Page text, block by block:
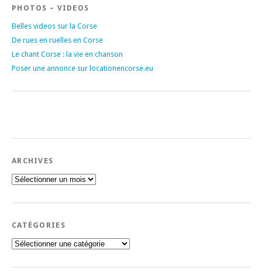
PHOTOS – VIDEOS
Belles videos sur la Corse
De rues en ruelles en Corse
Le chant Corse : la vie en chanson
Poser une annonce sur locationencorse.eu
ARCHIVES
Archives
CATÉGORIES
Catégories